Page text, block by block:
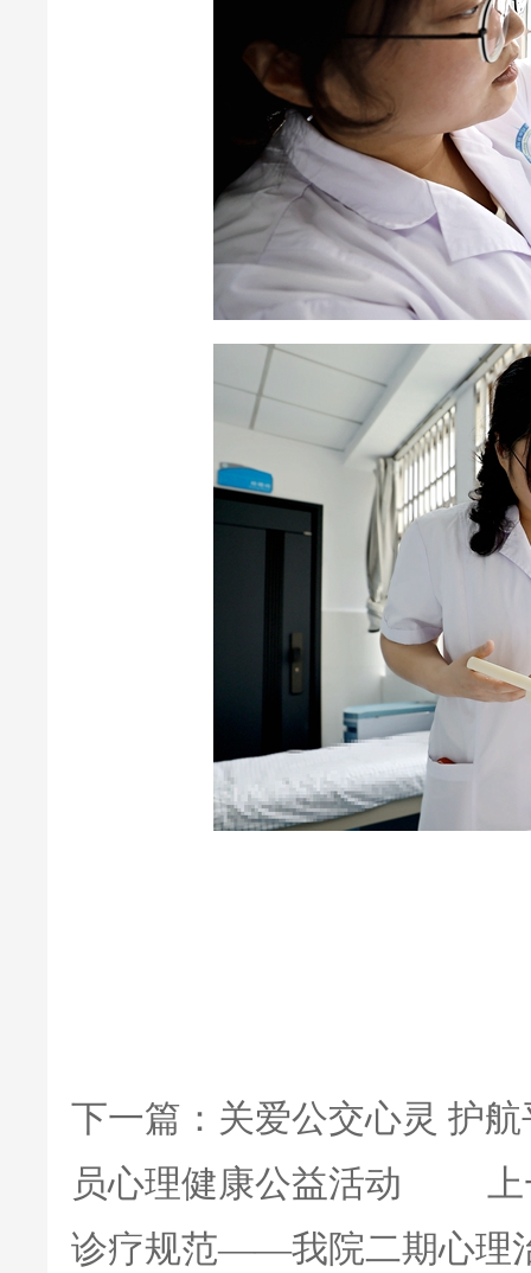
下一篇： 关爱公交心灵 护
员心理健康公益活动 上
诊疗规范——我院二期心理